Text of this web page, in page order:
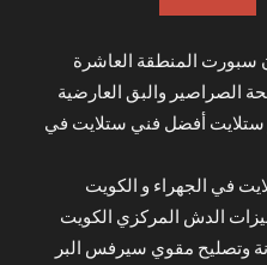
الصراصير والبق العارضية
ستلايت أفضل فني ستلايت في
في الجهراء و الكويت
الدش المركزي الكويت
وتصليح مقوي سيرفس البر